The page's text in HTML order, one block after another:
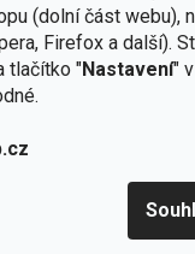
(dolní část webu),
Firefox a další).
tlačítko "Nastavení"
kabáty